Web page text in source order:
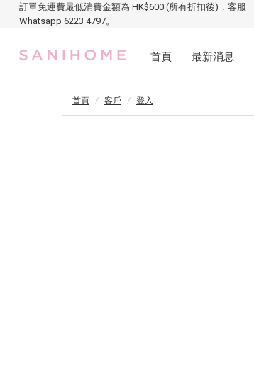
訂單免運費最低消費金額為 HK$600 (所有折扣後)，客服
Whatsapp 6223 4797。
首頁 最新消息
首頁 客戶 登入